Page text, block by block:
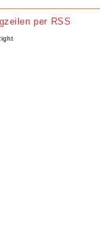
per RSS